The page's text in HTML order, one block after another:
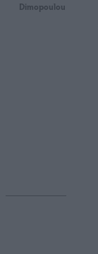
Dimopoulou